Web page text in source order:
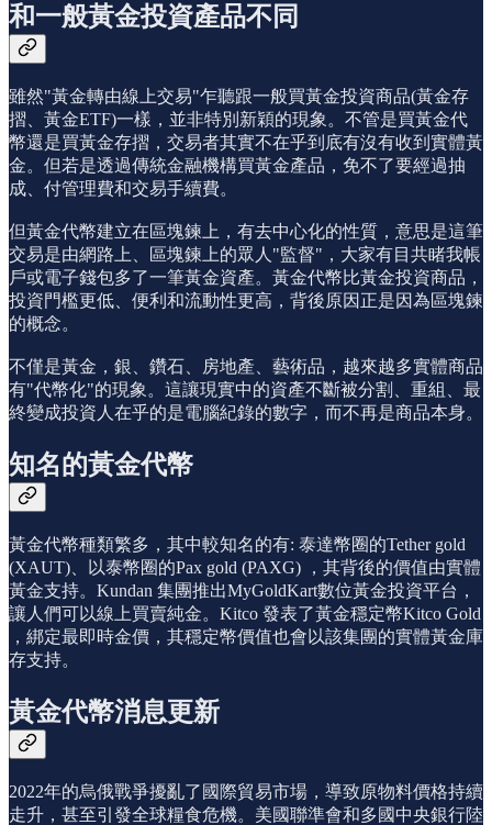
和一般黃金投資產品不同
雖然"黃金轉由線上交易"乍聽跟一般買黃金投資商品(黃金存
摺、黃金ETF)一樣，並非特別新穎的現象。不管是買黃金代
幣還是買黃金存摺，交易者其實不在乎到底有沒有收到實體黃
金。但若是透過傳統金融機構買黃金產品，免不了要經過抽
成、付管理費和交易手續費。
但黃金代幣建立在區塊鍊上，有去中心化的性質，意思是這筆
交易是由網路上、區塊鍊上的眾人"監督"，大家有目共睹我帳
戶或電子錢包多了一筆黃金資產。黃金代幣比黃金投資商品，
投資門檻更低、便利和流動性更高，背後原因正是因為區塊鍊
的概念。
不僅是黃金，銀、鑽石、房地產、藝術品，越來越多實體商品
有"代幣化"的現象。這讓現實中的資產不斷被分割、重組、最
終變成投資人在乎的是電腦紀錄的數字，而不再是商品本身。
知名的黃金代幣
黃金代幣種類繁多，其中較知名的有: 泰達幣圈的Tether gold
(XAUT)、以泰幣圈的Pax gold (PAXG) ，其背後的價值由實體
黃金支持。Kundan 集團推出MyGoldKart數位黃金投資平台，
讓人們可以線上買賣純金。Kitco 發表了黃金穩定幣Kitco Gold
，綁定最即時金價，其穩定幣價值也會以該集團的實體黃金庫
存支持。
黃金代幣消息更新
2022年的烏俄戰爭擾亂了國際貿易市場，導致原物料價格持續
走升，甚至引發全球糧食危機。美國聯準會和多國中央銀行陸